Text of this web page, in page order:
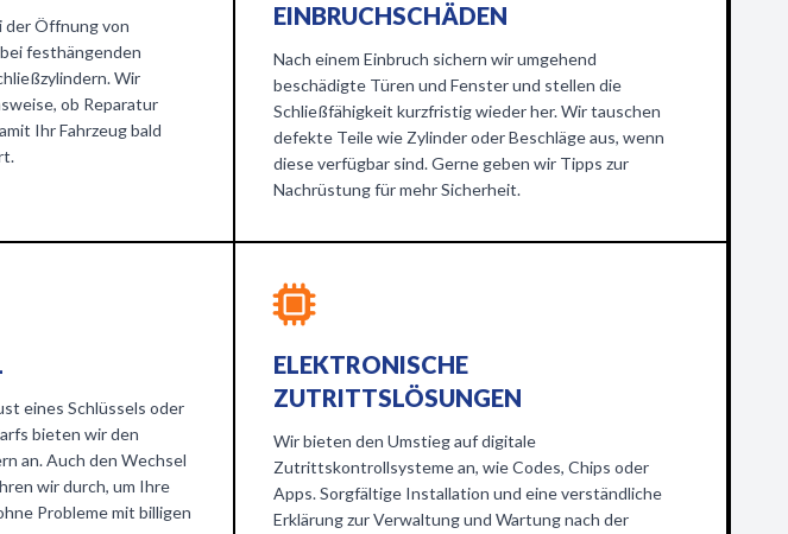
der Öffnung von
festhängenden
Wir
ob Reparatur
Ihr Fahrzeug bald
EINBRUCHSCHÄDEN
Nach einem Einbruch sichern wir umgehend
beschädigte Türen und Fenster und stellen die
Schließfähigkeit kurzfristig wieder her. Wir tauschen
defekte Teile wie Zylinder oder Beschläge aus, wenn
diese verfügbar sind. Gerne geben wir Tipps zur
Nachrüstung für mehr Sicherheit.
eines Schlüssels oder
bieten wir den
an. Auch den Wechsel
wir durch, um Ihre
Probleme mit billigen
ELEKTRONISCHE
ZUTRITTSLÖSUNGEN
Wir bieten den Umstieg auf digitale
Zutrittskontrollsysteme an, wie Codes, Chips oder
Apps. Sorgfältige Installation und eine verständliche
Erklärung zur Verwaltung und Wartung nach der